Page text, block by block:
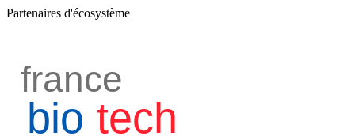
Partenaires d'écosystème